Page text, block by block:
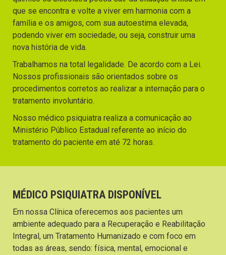
que se encontra e volte a viver em harmonia com a
família e os amigos, com sua autoestima elevada,
podendo viver em sociedade, ou seja, construir uma
nova história de vida.
Trabalhamos na total legalidade. De acordo com a Lei.
Nossos profissionais são orientados sobre os
procedimentos corretos ao realizar a internação para o
tratamento involuntário.
Nosso médico psiquiatra realiza a comunicação ao
Ministério Público Estadual referente ao início do
tratamento do paciente em até 72 horas.
MÉDICO PSIQUIATRA DISPONÍVEL
Em nossa Clínica oferecemos aos pacientes um
ambiente adequado para a Recuperação e Reabilitação
Integral, um Tratamento Humanizado e com foco em
todas as áreas, sendo: física, mental, emocional e